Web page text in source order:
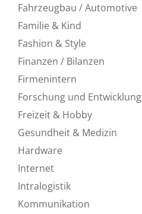
Fahrzeugbau / Automotive
Familie & Kind
Fashion & Style
Finanzen / Bilanzen
Firmenintern
Forschung und Entwicklung
Freizeit & Hobby
Gesundheit & Medizin
Hardware
Internet
Intralogistik
Kommunikation